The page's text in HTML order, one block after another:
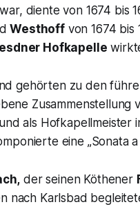
diente von 1674 bis
Westhoffvon 1674 bis
Hofkapelle
gehörten zu den
Zusammenstellung
als Hofkapellmeister
eine „Sonata
der seinen Köthener
nach Karlsbad